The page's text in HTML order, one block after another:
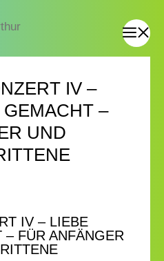
IV –
–
UND
IV – LIEBE
– FÜR ANFÄNGER